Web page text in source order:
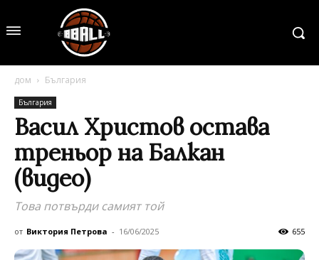
дом България
България
Васил Христов остава
треньор на Балкан
(видео)
Това потвърди самият той
от Виктория Петрова - 16/06/2025 655